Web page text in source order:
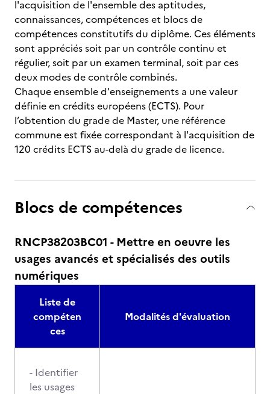
l'acquisition de l'ensemble des aptitudes,
connaissances, compétences et blocs de
compétences constitutifs du diplôme. Ces éléments
sont appréciés soit par un contrôle continu et
régulier, soit par un examen terminal, soit par ces
deux modes de contrôle combinés.
Chaque ensemble d'enseignements a une valeur
définie en crédits européens (ECTS). Pour
l’obtention du grade de Master, une référence
commune est fixée correspondant à l'acquisition de
120 crédits ECTS au-delà du grade de licence.
Blocs de compétences
RNCP38203BC01 - Mettre en oeuvre les
usages avancés et spécialisés des outils
numériques
Liste de
compéten
ces
Modalités d'évaluation
- Identifier
les usages